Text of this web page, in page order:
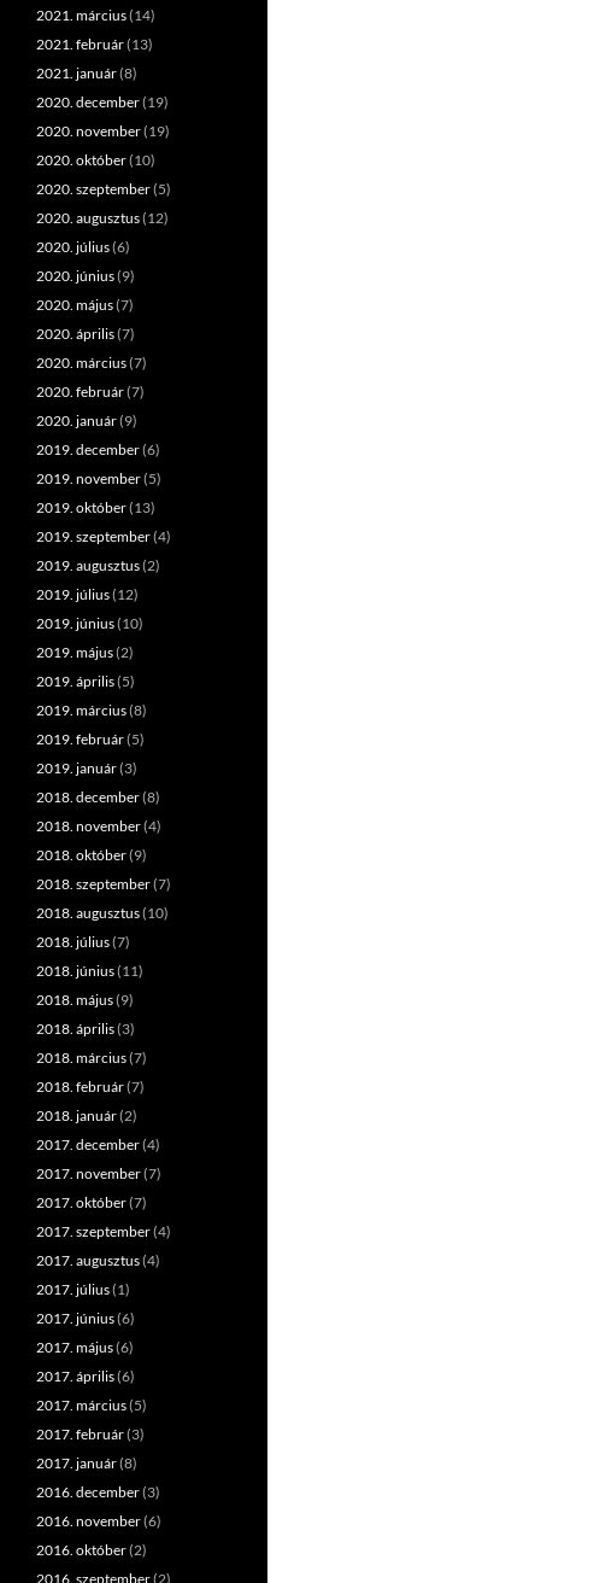
2021. március(14)
2021. február(13)
2021. január(8)
2020. december(19)
2020. november(19)
2020. október(10)
2020. szeptember(5)
2020. augusztus(12)
2020. július(6)
2020. június(9)
2020. május(7)
2020. április(7)
2020. március(7)
2020. február(7)
2020. január(9)
2019. december(6)
2019. november(5)
2019. október(13)
2019. szeptember(4)
2019. augusztus(2)
2019. július(12)
2019. június(10)
2019. május(2)
2019. április(5)
2019. március(8)
2019. február(5)
2019. január(3)
2018. december(8)
2018. november(4)
2018. október(9)
2018. szeptember(7)
2018. augusztus(10)
2018. július(7)
2018. június(11)
2018. május(9)
2018. április(3)
2018. március(7)
2018. február(7)
2018. január(2)
2017. december(4)
2017. november(7)
2017. október(7)
2017. szeptember(4)
2017. augusztus(4)
2017. július(1)
2017. június(6)
2017. május(6)
2017. április(6)
2017. március(5)
2017. február(3)
2017. január(8)
2016. december(3)
2016. november(6)
2016. október(2)
2016. szeptember(2)